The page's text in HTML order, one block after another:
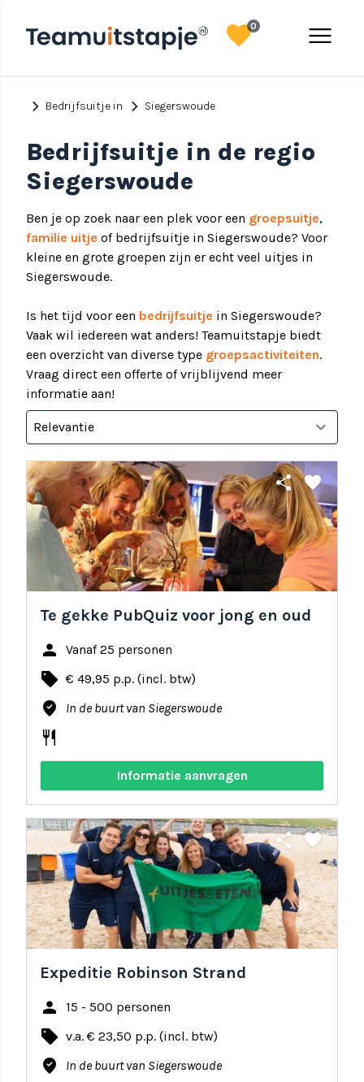
menu
favorite0
chevron_right Bedrijfsuitje in chevron_right Siegerswoude
Bedrijfsuitje in de regio
Siegerswoude
Ben je op zoek naar een plek voor een groepsuitje,
familie uitje of bedrijfsuitje in Siegerswoude? Voor
kleine en grote groepen zijn er echt veel uitjes in
Siegerswoude.
Is het tijd voor een bedrijfsuitje in Siegerswoude?
Vaak wil iedereen wat anders! Teamuitstapje biedt
een overzicht van diverse type groepsactiviteiten.
Vraag direct een offerte of vrijblijvend meer
informatie aan!
share favorite
Te gekke PubQuiz voor jong en oud
person Vanaf 25 personen
local_offer € 49,95 p.p. (incl. btw)
where_to_vote In de buurt van Siegerswoude
restaurant
Informatie aanvragen
share favorite
Expeditie Robinson Strand
person 15 - 500 personen
local_offer v.a. € 23,50 p.p. (incl. btw)
where_to_vote In de buurt van Siegerswoude